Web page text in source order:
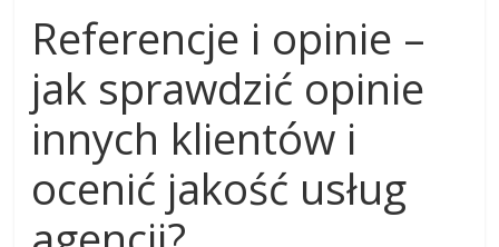
Referencje i opinie –
jak sprawdzić opinie
innych klientów i
ocenić jakość usług